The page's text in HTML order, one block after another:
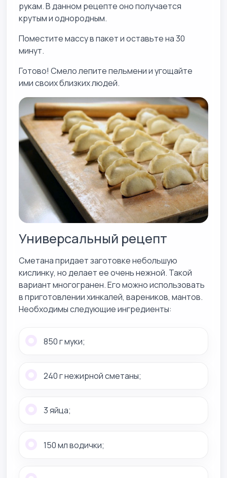
рукам. В данном рецепте оно получается
крутым и однородным.
Поместите массу в пакет и оставьте на 30
минут.
Готово! Смело лепите пельмени и угощайте
ими своих близких людей.
Универсальный рецепт
Сметана придает заготовке небольшую
кислинку, но делает ее очень нежной. Такой
вариант многогранен. Его можно использовать
в приготовлении хинкалей, вареников, мантов.
Необходимы следующие ингредиенты:
850 г муки;
240 г нежирной сметаны;
3 яйца;
150 мл водички;